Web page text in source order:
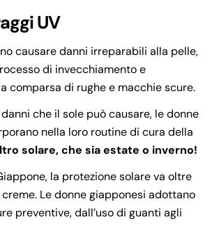
UV
causare danni irreparabili alla pelle,
di invecchiamento e
comparsa di rughe e macchie scure.
che il sole può causare, le donne
nella loro routine di cura della
solare, che sia estate o inverno!
la protezione solare va oltre
Le donne giapponesi adottano
preventive, dall’uso di guanti agli